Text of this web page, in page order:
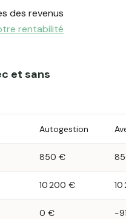
des revenus
rentabilité
et sans
Autogestion
850 €
10 200 €
0 € -